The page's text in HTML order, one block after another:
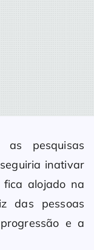
pesquisas
inativar
alojado na
das pessoas
e a